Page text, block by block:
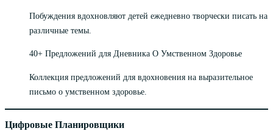
Побуждения вдохновляют детей ежедневно творчески писать на
различные темы.
40+ Предложений для Дневника О Умственном Здоровье
Коллекция предложений для вдохновения на выразительное
письмо о умственном здоровье.
Цифровые Планировщики